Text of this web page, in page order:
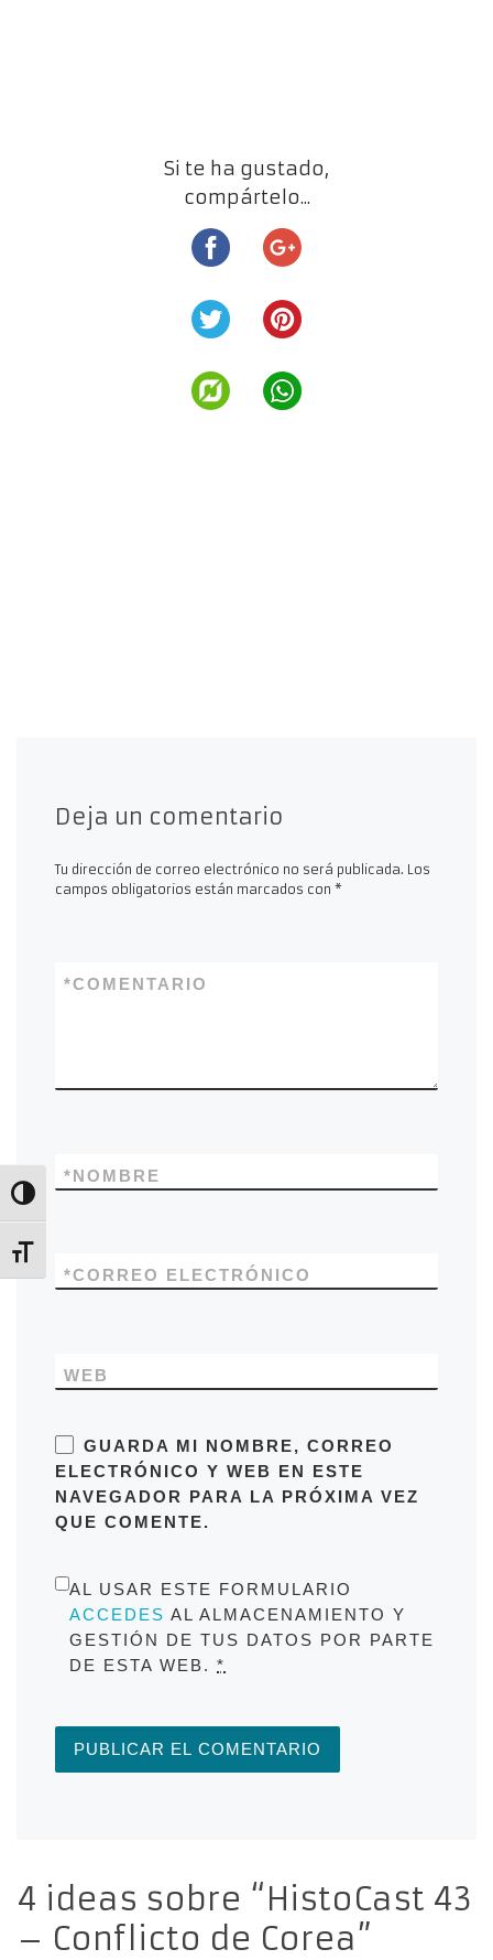
Alternar alto contraste
Alternar tamaño de letra
Si te ha gustado,
compártelo...
Deja un comentario
Tu dirección de correo electrónico no será publicada. Los
campos obligatorios están marcados con *
COMENTARIO
*
NOMBRE
*
CORREO ELECTRÓNICO
*
WEB
GUARDA MI NOMBRE, CORREO
ELECTRÓNICO Y WEB EN ESTE
NAVEGADOR PARA LA PRÓXIMA VEZ
QUE COMENTE.
AL USAR ESTE FORMULARIO
ACCEDES AL ALMACENAMIENTO Y
GESTIÓN DE TUS DATOS POR PARTE
DE ESTA WEB. *
4 ideas sobre “HistoCast 43
– Conflicto de Corea”